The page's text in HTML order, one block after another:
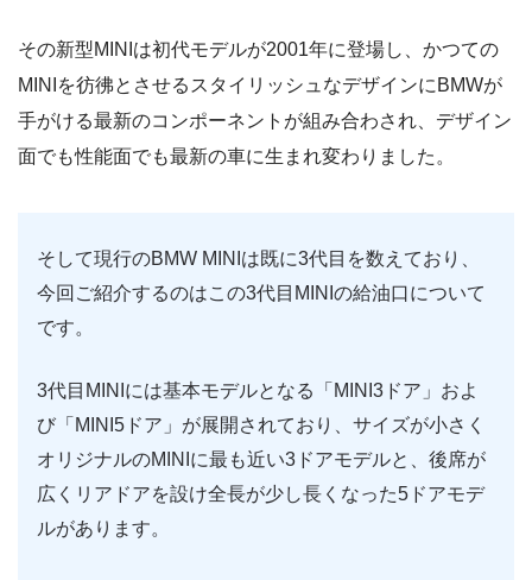
その新型MINIは初代モデルが2001年に登場し、かつての
MINIを彷彿とさせるスタイリッシュなデザインにBMWが
手がける最新のコンポーネントが組み合わされ、デザイン
面でも性能面でも最新の車に生まれ変わりました。
そして現行のBMW MINIは既に3代目を数えており、
今回ご紹介するのはこの3代目MINIの給油口について
です。
3代目MINIには基本モデルとなる「MINI3ドア」およ
び「MINI5ドア」が展開されており、サイズが小さく
オリジナルのMINIに最も近い3ドアモデルと、後席が
広くリアドアを設け全長が少し長くなった5ドアモデ
ルがあります。